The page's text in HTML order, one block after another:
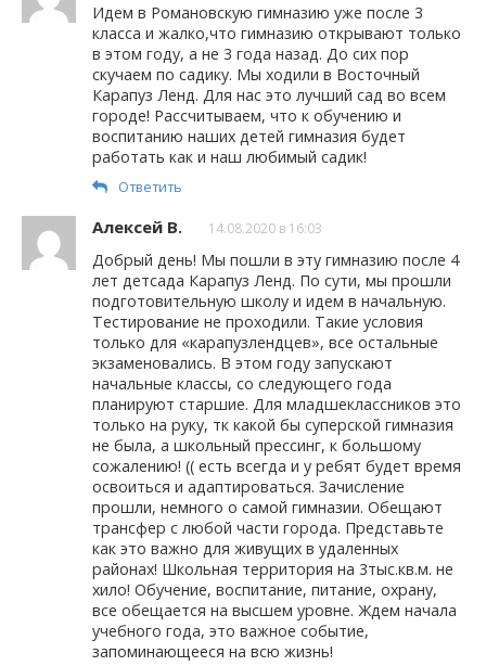
Идем в Романовскую гимназию уже после 3
класса и жалко,что гимназию открывают только
в этом году, а не 3 года назад. До сих пор
скучаем по садику. Мы ходили в Восточный
Карапуз Ленд. Для нас это лучший сад во всем
городе! Рассчитываем, что к обучению и
воспитанию наших детей гимназия будет
работать как и наш любимый садик!
Ответить
Алексей В. 14.08.2020 в 16:03
Добрый день! Мы пошли в эту гимназию после 4
лет детсада Карапуз Ленд. По сути, мы прошли
подготовительную школу и идем в начальную.
Тестирование не проходили. Такие условия
только для «карапузлендцев», все остальные
экзаменовались. В этом году запускают
начальные классы, со следующего года
планируют старшие. Для младшеклассников это
только на руку, тк какой бы суперской гимназия
не была, а школьный прессинг, к большому
сожалению! (( есть всегда и у ребят будет время
освоиться и адаптироваться. Зачисление
прошли, немного о самой гимназии. Обещают
трансфер с любой части города. Представьте
как это важно для живущих в удаленных
районах! Школьная территория на 3тыс.кв.м. не
хило! Обучение, воспитание, питание, охрану,
все обещается на высшем уровне. Ждем начала
учебного года, это важное событие,
запоминающееся на всю жизнь!